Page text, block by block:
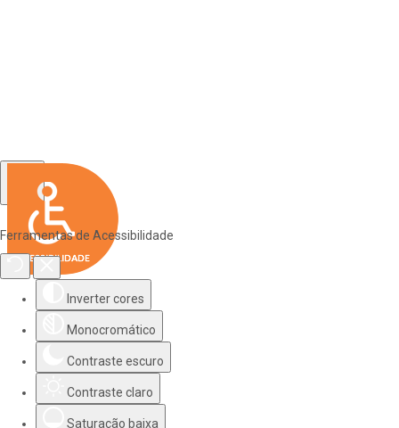
Ferramentas de Acessibilidade
Inverter cores
Monocromático
Contraste escuro
Contraste claro
Saturação baixa